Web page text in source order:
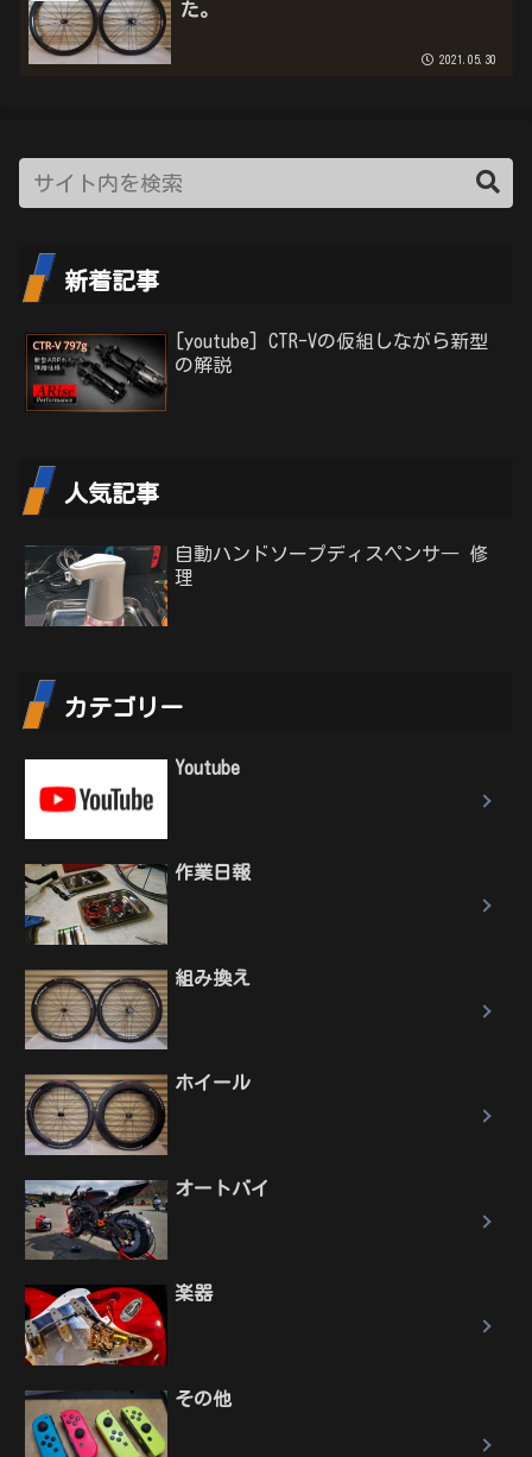
た。
2021.05.30
新着記事
[youtube] CTR-Vの仮組しながら新型
の解説
人気記事
自動ハンドソープディスペンサ― 修
理
カテゴリー
Youtube
作業日報
組み換え
ホイール
オートバイ
楽器
その他